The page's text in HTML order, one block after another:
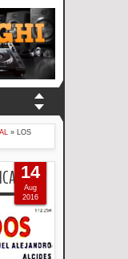
»
LOS
14
Aug
2016